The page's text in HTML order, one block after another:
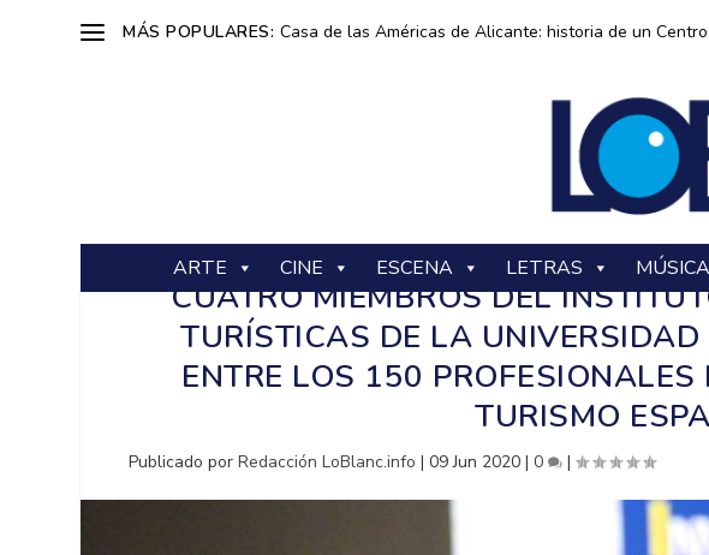
MÁS POPULARES: Casa de las Américas de Alicante: historia de un
ARTE CINE ESCENA LETRAS MÚSICA
CUATRO MIEMBROS DEL
TURÍSTICAS DE LA
ENTRE LOS 150
TURISMO
Publicado porRedacción LoBlanc.info |09 Jun 2020 |0 |